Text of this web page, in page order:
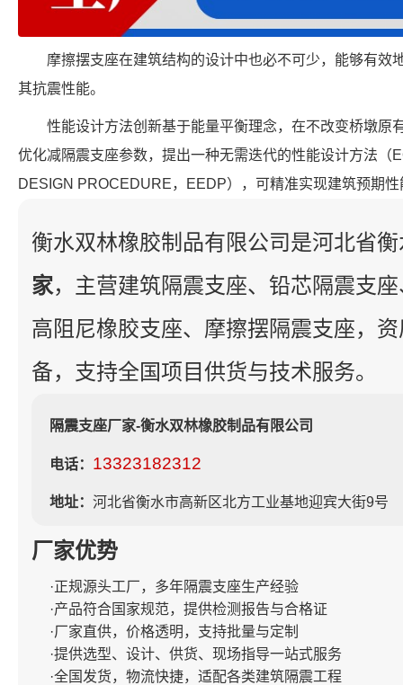
摩擦摆支座在建筑结构的设计中也必不可少，能够有效
其抗震性能。
性能设计方法创新基于能量平衡理念，在不改变桥墩原
优化减隔震支座参数，提出一种无需迭代的性能设计方法（
DESIGN PROCEDURE，EEDP），可精准实现建筑预期
衡水双林橡胶制品有限公司是河北省
家，主营建筑隔震支座、铅芯隔震支
高阻尼橡胶支座、摩擦摆隔震支座，
备，支持全国项目供货与技术服务。
隔震支座厂家-衡水双林橡胶制品有限公司
电话： 13323182312
地址： 河北省衡水市高新区北方工业基地迎宾大街9号
厂家优势
·正规源头工厂，多年隔震支座生产经验
·产品符合国家规范，提供检测报告与合格证
·厂家直供，价格透明，支持批量与定制
·提供选型、设计、供货、现场指导一站式服务
·全国发货，物流快捷，适配各类建筑隔震工程